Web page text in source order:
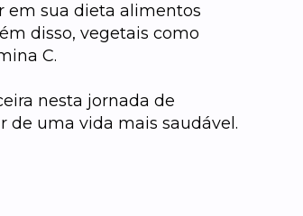
em sua dieta alimentos
disso, vegetais como
C.
nesta jornada de
de uma vida mais saudável.